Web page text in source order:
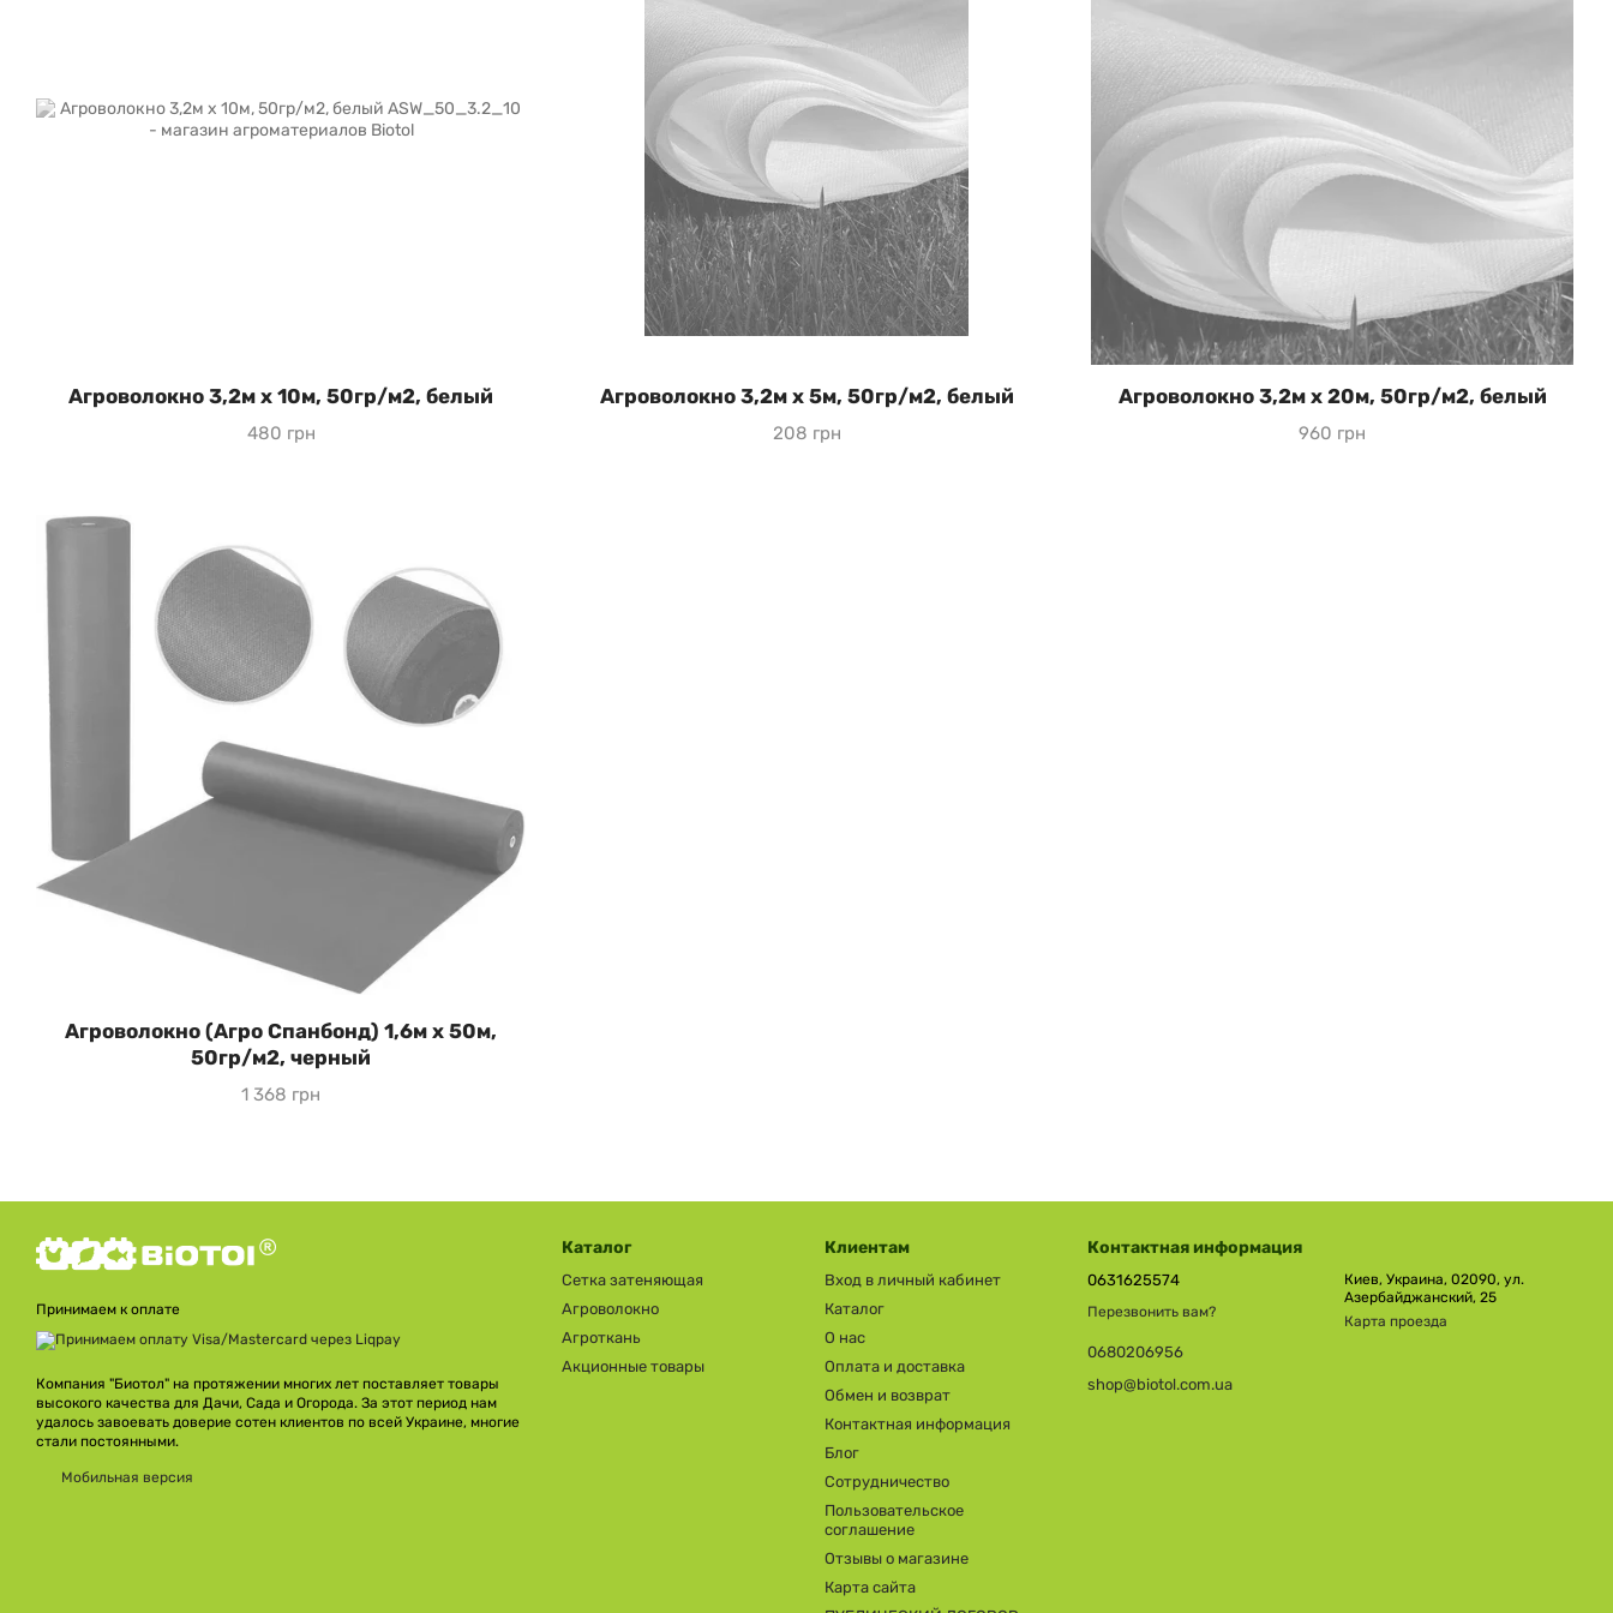
Агроволокно 3,2м х 10м, 50гр/м2, белый
480 грн
Агроволокно 3,2м х 5м, 50гр/м2, белый
208 грн
Агроволокно 3,2м х 20м, 50гр/м2, белый
960 грн
Агроволокно (Агро Спанбонд) 1,6м х 50м,
50гр/м2, черный
1 368 грн
Принимаем к оплате
Компания "Биотол" на протяжении многих лет поставляет товары
высокого качества для Дачи, Сада и Огорода. За этот период нам
удалось завоевать доверие сотен клиентов по всей Украине, многие
стали постоянными.
Мобильная версия
Каталог
Сетка затеняющая
Агроволокно
Агроткань
Акционные товары
Клиентам
Вход в личный кабинет
Каталог
О нас
Оплата и доставка
Обмен и возврат
Контактная информация
Блог
Сотрудничество
Пользовательское
соглашение
Отзывы о магазине
Карта сайта
Контактная информация
0631625574
Перезвонить вам?
0680206956
shop@biotol.com.ua
Киев, Украина, 02090, ул.
Азербайджанский, 25
Карта проезда